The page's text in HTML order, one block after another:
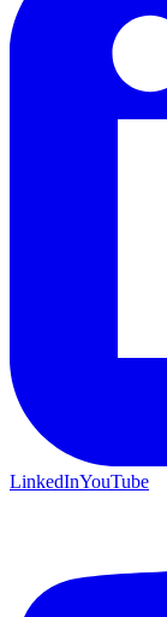
LinkedInYouTube